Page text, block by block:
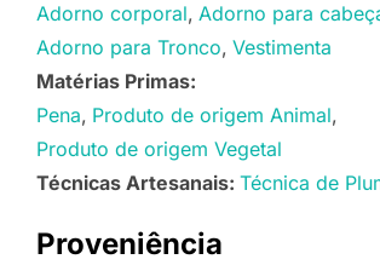
Adorno corporal Adorno para
Adorno para Tronco Vestimenta
Matérias Primas:
Pena Produto de origem Animal
Produto de origem Vegetal
Técnicas Artesanais: Técnica de
Proveniência